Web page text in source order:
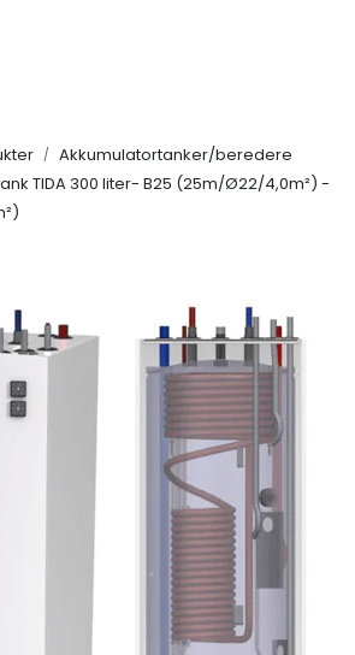
Akkumulatortanker/beredere
TIDA 300 liter- B25 (25m/Ø22/4,0m²) -